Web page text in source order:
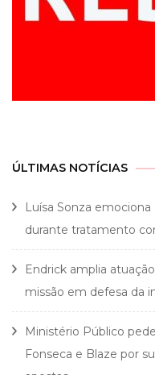
ÚLTIMAS NOTÍCIAS
Luísa Sonza
durante tratamento
Endrick amplia
missão em defesa da
Ministério Público
Fonseca e Blaze por